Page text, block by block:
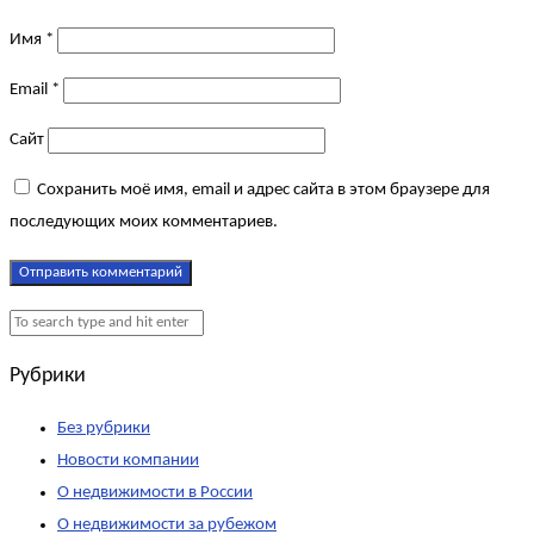
Имя *
Email *
Сайт
Сохранить моё имя, email и адрес сайта в этом браузере для
последующих моих комментариев.
Рубрики
Без рубрики
Новости компании
О недвижимости в России
О недвижимости за рубежом